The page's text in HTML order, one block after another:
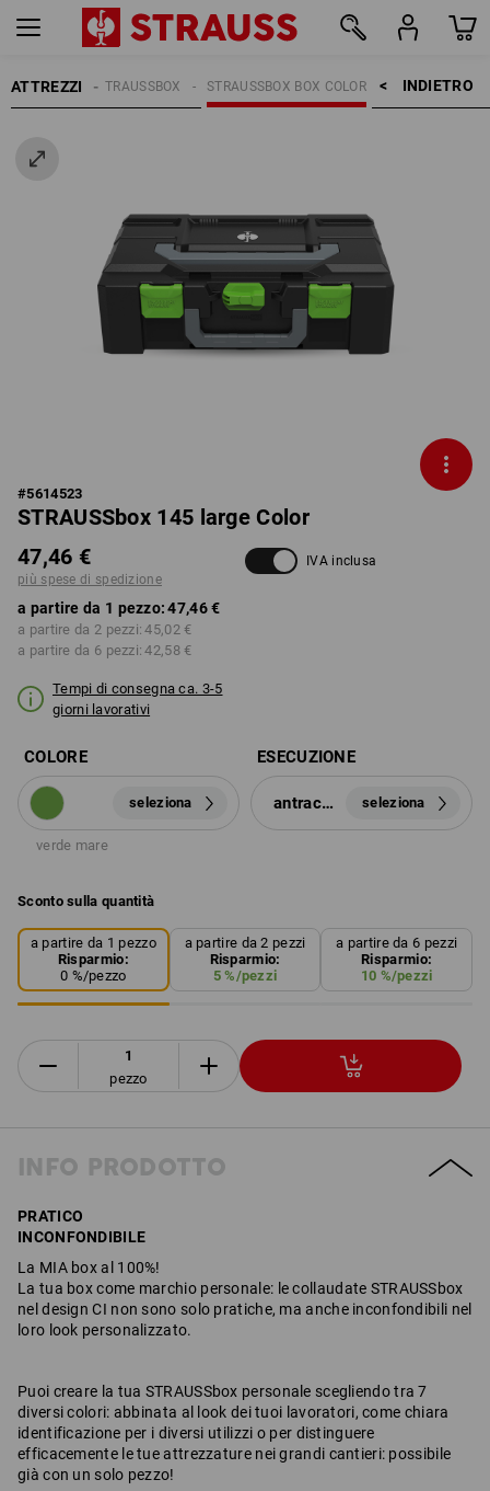
ATTREZZI INDIETRO    >
STRAUSSBOX BOX COLOR
SISTEMA STRAUSSBOX
#5614523
STRAUSSbox 145 large Color
47,46 €
più spese di spedizione
IVA inclusa
a partire da 1 pezzo: 47,46 €
a partire da 2 pezzi: 45,02 €
a partire da 6 pezzi: 42,58 €
Tempi di consegna ca. 3-5
giorni lavorativi
COLORE
seleziona
verde mare
ESECUZIONE
antracite seleziona
Sconto sulla quantità
a partire da 1 pezzo
Risparmio:
0 %/pezzo
a partire da 2 pezzi
Risparmio:
5%/pezzi
a partire da 6 pezzi
Risparmio:
10 %/pezzi
pezzo
INFO PRODOTTO
PRATICO
INCONFONDIBILE
​​​​​La MIA box al 100%!
La tua box come marchio personale: le collaudate STRAUSSbox
nel design CI non sono solo pratiche, ma anche inconfondibili nel
loro look personalizzato.
Puoi creare la tua STRAUSSbox personale scegliendo tra 7
diversi colori: abbinata al look dei tuoi lavoratori, come chiara
identificazione per i diversi utilizzi o per distinguere
efficacemente le tue attrezzature nei grandi cantieri: possibile
già con un solo pezzo!